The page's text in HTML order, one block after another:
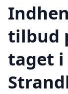
tilbud
taget